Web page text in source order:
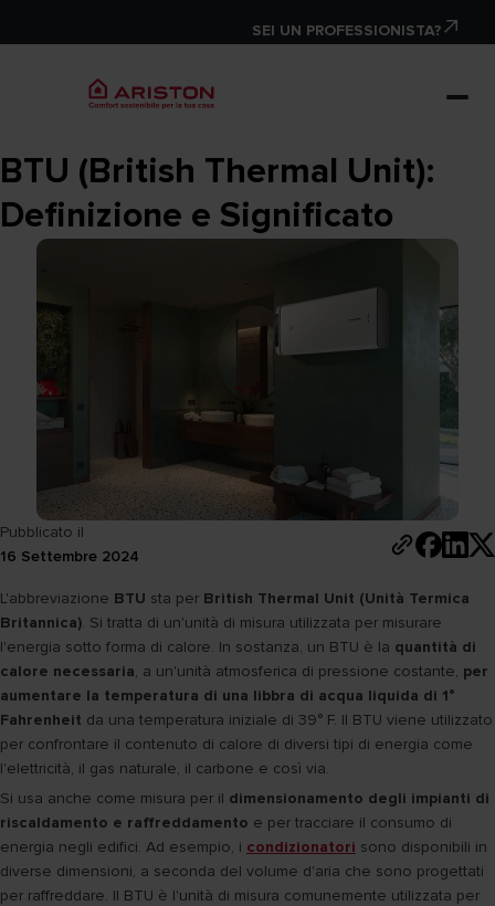
SEI UN PROFESSIONISTA?
BTU (British Thermal Unit):
Definizione e Significato
Pubblicato il
16 Settembre 2024
L'abbreviazione BTU sta per British Thermal Unit (Unità Termica
Britannica). Si tratta di un'unità di misura utilizzata per misurare
l'energia sotto forma di calore. In sostanza, un BTU è la quantità di
calore necessaria, a un'unità atmosferica di pressione costante, per
aumentare la temperatura di una libbra di acqua liquida di 1°
Fahrenheit da una temperatura iniziale di 39° F. Il BTU viene utilizzato
per confrontare il contenuto di calore di diversi tipi di energia come
l'elettricità, il gas naturale, il carbone e così via.
Si usa anche come misura per il dimensionamento degli impianti di
riscaldamento e raffreddamento e per tracciare il consumo di
energia negli edifici. Ad esempio, i condizionatori sono disponibili in
diverse dimensioni, a seconda del volume d'aria che sono progettati
per raffreddare. Il BTU è l'unità di misura comunemente utilizzata per